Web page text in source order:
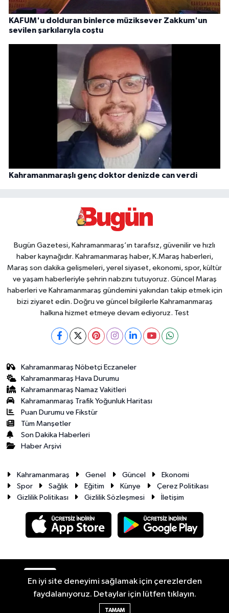
KAFUM'u dolduran binlerce müziksever Zakkum'un
sevilen şarkılarıyla coştu
Kahramanmaraşlı genç doktor denizde can verdi
Bugün Gazetesi, Kahramanmaraş’ın tarafsız, güvenilir ve hızlı
haber kaynağıdır. Kahramanmaraş haber, K.Maraş haberleri,
Maraş son dakika gelişmeleri, yerel siyaset, ekonomi, spor, kültür
ve yaşam haberleriyle şehrin nabzını tutuyoruz. Güncel Maraş
haberleri ve Kahramanmaraş gündemini yakından takip etmek için
bizi ziyaret edin. Doğru ve güncel bilgilerle Kahramanmaraş
halkına hizmet etmeye devam ediyoruz. Test
Kahramanmaraş Nöbetçi Eczaneler
Kahramanmaraş Hava Durumu
Kahramanmaraş Namaz Vakitleri
Kahramanmaraş Trafik Yoğunluk Haritası
Puan Durumu ve Fikstür
Tüm Manşetler
Son Dakika Haberleri
Haber Arşivi
Kahramanmaraş Genel Güncel
Ekonomi
Spor
Sağlık Eğitim Künye
Çerez Politikası
Gizlilik Politikası
Gizlilik Sözleşmesi İletişim
Haber Yazılımı:
En iyi site deneyimi sağlamak için çerezlerden
faydalanıyoruz. Detaylar için lütfen tıklayın.
TAMAM